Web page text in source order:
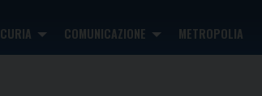
CURIA COMUNICAZIONE METROPOLIA